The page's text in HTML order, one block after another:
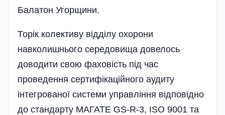
Балатон Угорщини.
Торік колективу відділу охорони
навколишнього середовища довелось
доводити свою фаховість під час
проведення сертифікаційного аудиту
інтегрованої системи управління відповідно
до стандарту МАГАТЕ GS-R-3, ISO 9001 та